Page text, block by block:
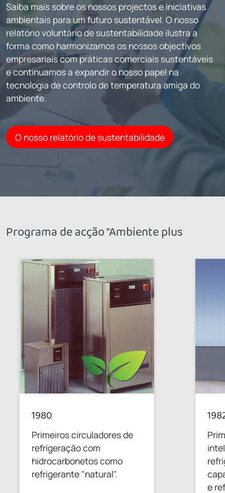
Saiba mais sobre os nossos projectos e iniciativas
ambientais para um futuro sustentável. O nosso
relatório voluntário de sustentabilidade ilustra a
forma como harmonizamos os nossos objectivos
empresariais com práticas comerciais sustentáveis
e continuamos a expandir o nosso papel na
tecnologia de controlo de temperatura amiga do
ambiente.
O nosso relatório de sustentabilidade
Programa de acção "Ambiente plus
1980
Primeiros circuladores de
refrigeração com
hidrocarbonetos como
refrigerante "natural".
e